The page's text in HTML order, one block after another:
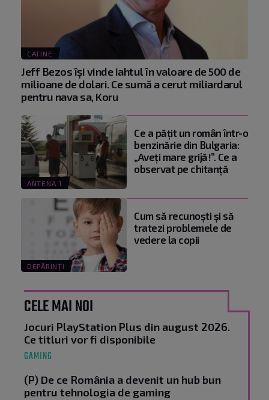
CATINE
Jeff Bezos își vinde iahtul în valoare de 500 de
milioane de dolari. Ce sumă a cerut miliardarul
pentru nava sa, Koru
ANTENA 1
Ce a pățit un român într-o
benzinărie din Bulgaria:
„Aveți mare grijă!”. Ce a
observat pe chitanță
DEPĂRINȚI
Cum să recunoști și să
tratezi problemele de
vedere la copii
CELE MAI NOI
Jocuri PlayStation Plus din august 2026.
Ce titluri vor fi disponibile
GAMING
(P) De ce România a devenit un hub bun
pentru tehnologia de gaming